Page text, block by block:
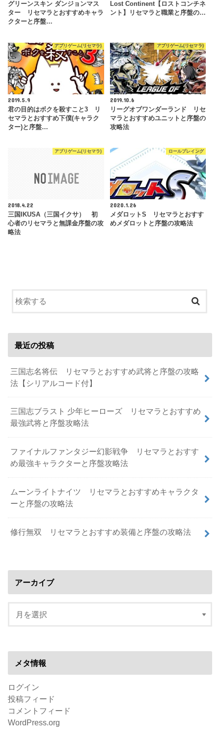
グリーンスキン ダンジョンマス
ター リセマラとおすすめキャラ
クターと序盤…
Lost Continent【ロストコンチネ
ント】リセマラと職業と序盤の…
アプリゲーム(リセマラ)
2019.5.9
君の目的はボクを殺すこと3 リ
セマラとおすすめ下僕(キャラク
ター)と序盤…
アプリゲーム(リセマラ)
2019.10.6
リーグオブワンダーランド リセ
マラとおすすめユニットと序盤の
攻略法
アプリゲーム(リセマラ)
2018.4.22
三国IKUSA（三国イクサ） 初
心者のリセマラと無課金序盤の攻
略法
ロールプレイング
2020.1.26
メダロットS リセマラとおすす
めメダロットと序盤の攻略法
最近の投稿
三国志名将伝 リセマラとおすすめ武将と序盤の攻略
法【シリアルコード付】
三国志ブラスト 少年ヒーローズ リセマラとおすすめ
最強武将と序盤攻略法
ファイナルファンタジー幻影戦争 リセマラとおすす
め最強キャラクターと序盤攻略法
ムーンライトナイツ リセマラとおすすめキャラクタ
ーと序盤の攻略法
修行無双 リセマラとおすすめ装備と序盤の攻略法
アーカイブ
メタ情報
ログイン
投稿フィード
コメントフィード
WordPress.org